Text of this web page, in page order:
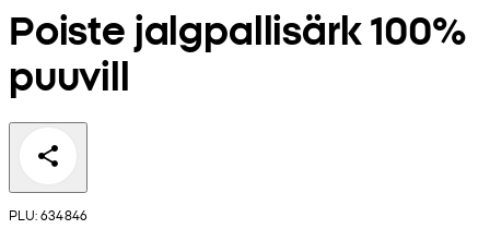
Poiste jalgpallisärk 100%
puuvill
PLU: 634846